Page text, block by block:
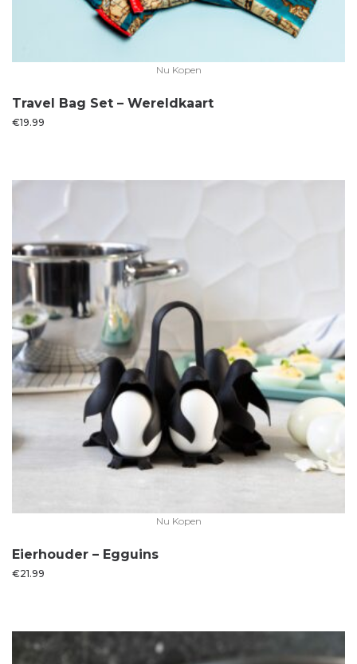
Nu Kopen
Travel Bag Set – Wereldkaart
€19.99
Nu Kopen
Eierhouder – Egguins
€21.99